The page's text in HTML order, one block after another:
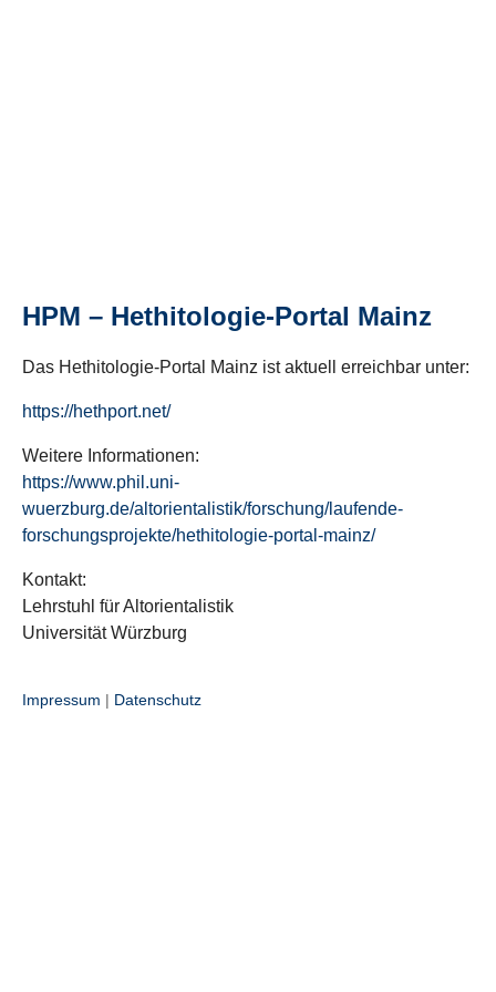
HPM – Hethitologie-Portal Mainz
Das Hethitologie-Portal Mainz ist aktuell erreichbar unter:
https://hethport.net/
Weitere Informationen:
https://www.phil.uni-
wuerzburg.de/altorientalistik/forschung/laufende-
forschungsprojekte/hethitologie-portal-mainz/
Kontakt:
Lehrstuhl für Altorientalistik
Universität Würzburg
Impressum | Datenschutz